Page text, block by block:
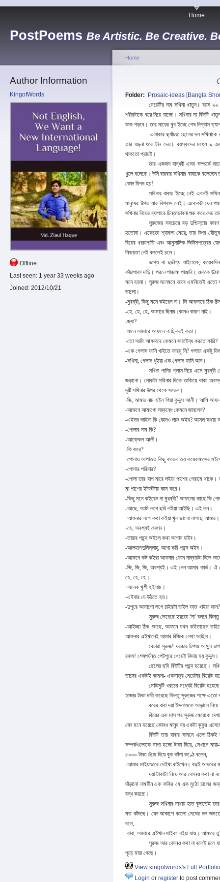
PostPoems Be Artistic. Be Creative.
Home
Author Information
KingofWords
Offline
Last seen: 1 year 33 weeks ago
Joined: 2012/10/21
Home
Folder:
Prosaic-ideas [Bangla
মেয়েটির নাম সখিনা খাতুন। বয়স ২২
শরীরটাকে বয়ে নিয়ে যাচ্ছে। সখিনার মা বিউটি
ডাক পড়বে। তার মায়ের খুব ইচ্ছে শেষ নিশ্বাস
এলাকার ছ্যাঁচড়া ছেলের দল
তার ওড়না ধরে টান দেয়। বয়স্কদের মধ্যে দু
থাকতো প্রায়ই।
তার একজন বান্ধবী এসব সম্পর্কে
খুলে বলেছে। উনি বারবার সখিনার বাবাকে
কোন বিপদ হয়!
সখিনার বাবার ইচ্ছে নেই এখনই
মানুষের উপর আর বিশ্বাস নেই। একেকটা যেন পশু
সখিনার বিয়ের ব্যাপারে চিন্তাভাবনা শুরু করে দেয়
সুরুজের সবচেয়ে বড় দুশ্চিন্তার
হতোনা। একেতো শ্যামলা মেয়ে, তার উপর
বিয়ের খরচাপাতি এবং আনুসাঙ্গিক জিনিসপত্রের
নিশ্চয়তা নেই বললেই চলে।
ভাগ্য বা দুর্ভাগ্য যাইহোক,
কাঁচাপাকা দাড়ি। পরনে পাজামা পাঞ্জাবি। ওনাকে
মনে হয়না। সুরুজ মনেমনে ভাবে এমনিতেই এতো
ভালো।
-মুরব্বী, কিছু মনে কইরেন না। জি আফনারে ঠিক
-হে, হে, হে, আমারে ছিনার কোনও কারণ নাই।
-জ্যা?
-মানে আমারে আফনে না ছিনারই কতা।
-তো আমি আফনারে কেমনে সাহাইয্য করতে ফারি?
-এক গেলাস ফানি খাইতে ফারমু নি? গলাডা একটু
-সখিনা, গেলাস ধুইয়া এক গেলাস ফানি আন।
সখিনা পানির গ্লাস নিয়ে এসে
জড়ানো। লোকটা সখিনার দিকে তাকিয়ে থাকা
দৃষ্টি সখিনার উপর থেকে সরেনা।
-জি, আমার নাম হইল গিয়া কুদ্দুস আলী। আমি
-আফনে আমাগো সম্বন্ধে কেমনে জানলেন?
-এইসব জাইনা কি কোনও লাভ অইব? আসল কথায়
-পোলার নাম কি?
-আক্কেল আলী।
-কি করে?
-পোলায় আপাতত কিছু করেনা তয় কয়েকমাসের
-পোলার পরিবার?
-পোলা তার বাপ মারে লইয়া পাশের গেরামে
মা পাশের ইটভাঁটায় কাম করে।
-কিছু মনে কইরেন না মুরব্বী? আফনের কাছে কি
-আছে, আমি লগে ছবি লইয়া আইছি। এই লন।
-আফনার লগে কথা কইয়া খুব ভালো লাগছে আমার।
-হে, অবশ্যই দেখান।
-তারার পছন্দ অইলে কথা আগান যাইব।
-আলহামদুলিল্লাহ্‌, আশা করি পছন্দ অইব।
-আফনে কষ্ট কইরা আফনার ফোন নাম্বারটা দিলে
-জি, জি, জি, অবশ্যই। এই নেন আমার কার্ড। ঐ
হে, হে, হে।
-অনেক খুশী হইলাম।
-এইবার যে উঠতে হয়।
-দুপুরে আমাগো লগে চাইরটা ডাইল ভাত খাইয়া জান?
সুরুজ ভেবেছে হয়তো‘না’ বলবে
-আইচ্ছা ঠিক আছে, আফনে যখন কইতাছেন
আফনার এইখানেই আমার রিজিক লেখা আছিল।
বেচারা সুরুজ! দরজার চিপায় আঙ্গুল
রকম! শেষপর্যন্ত পেটপুরে খেয়েই বিদায় হয় কুদ্দুস।
ছেলের ছবি বিউটির পছন্দ হয়েছে।
তাদের একটাই কামনা- একমাত্র মেয়েটার
মোটামুটি খরচের মধ্যেই বিয়েটা
হাজার টাকা দাবী করেছে কিন্তু সুরুজের পক্ষে
বরের বাবা দয়া ইসলামকে আড়ালে
বিয়ের এক মাস পর সুরুজ মেয়েকে
যেন মনে হয়েছে কোনও মানুষ নয় একটা কুকুর
বিউটি তার বাবার সামনে এলো
সম্পর্কগুলোকে মাপা হচ্ছে টাকা দিয়ে, সেখানে
৫০০০ টাকা গুঁজে দিয়ে বুক কাঁপা কণ্ঠে বলেন,
-আমার মাইয়াডারে দেইখা রাইখেন। বড়ই আদরের
দয়া টাকাটা নিয়ে আর কোনও কথা
দাঁড়ানো নামহীন এক ফকির যে এক মুঠো চালের
বন্ধ করছে।
সুরুজ সখিনার মাথায় হাত বুলাতেই
মত কাঁদছে। যেন আকাশে কালো মেঘের দল
বলে,
-বাবা, আমারে এইখান থাইকা লইয়া যাও। আমারে
সুরুজ আর কোনও কথা না বলেই চলে
পুড়ে মারা গেছে।
View kingofwords's Full Portfolio
Login or register to post